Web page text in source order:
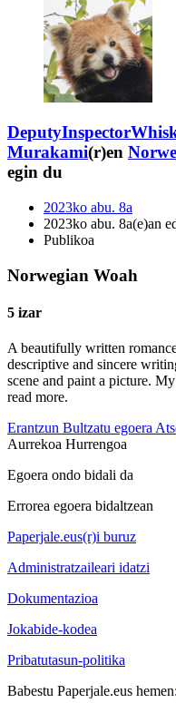
Murakami(r)en
egin du
2023ko abu. 8a
2023ko abu. 8a(e)an
Publikoa
Norwegian Woah
5 izar
A beautifully written
descriptive and sincere
scene and paint a picture.
read more.
Erantzun Bultzatu egoera
Aurrekoa Hurrengoa
Egoera ondo bidali da
Errorea egoera bidaltzean
Paperjale.eus(r)i buruz
Administratzaileari idatzi
Dokumentazioa
Jokabide-kodea
Pribatutasun-politika
Babestu Paperjale.eus hemen: